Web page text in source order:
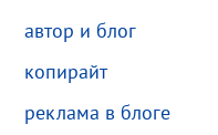
автор и блог
копирайт
реклама в блоге